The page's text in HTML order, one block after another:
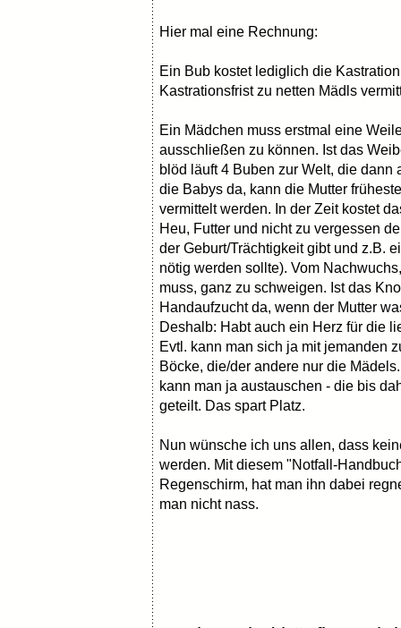
Hier mal eine Rechnung:
Ein Bub kostet lediglich die
Kastrationsfrist zu netten Mädls
Ein Mädchen muss erstmal eine
ausschließen zu können. Ist das
blöd läuft 4 Buben zur Welt, die
die Babys da, kann die Mutter
vermittelt werden. In der Zeit kostet
Heu, Futter und nicht zu vergessen
der Geburt/Trächtigkeit gibt und z.B.
nötig werden sollte). Vom
muss, ganz zu schweigen. Ist das
Handaufzucht da, wenn der Mutter
Deshalb: Habt auch ein Herz für die
Evtl. kann man sich ja mit jemanden
Böcke, die/der andere nur die
kann man ja austauschen - die bis
geteilt. Das spart Platz.
Nun wünsche ich uns allen, dass
werden. Mit diesem "Notfall-
Regenschirm, hat man ihn dabei
man nicht nass.